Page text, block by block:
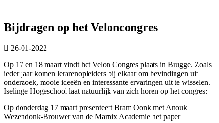
Bijdragen op het Veloncongres
26-01-2022
Op 17 en 18 maart vindt het Velon Congres plaats in Brugge. Zoals
ieder jaar komen lerarenopleiders bij elkaar om bevindingen uit
onderzoek, mooie ideeën en interessante ervaringen uit te wisselen.
Iselinge Hogeschool laat natuurlijk van zich horen op het congres:
Op donderdag 17 maart presenteert Bram Oonk met Anouk
Wezendonk-Brouwer van de Marnix Academie het paper